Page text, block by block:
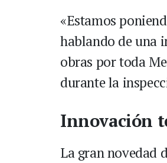
«Estamos
hablando de una
obras por toda
durante la
Innovación
La gran novedad